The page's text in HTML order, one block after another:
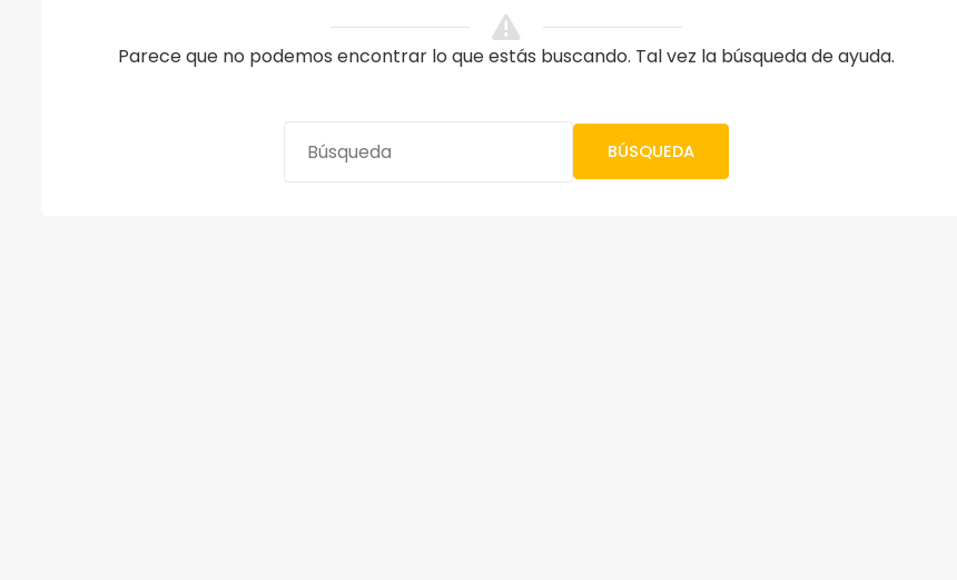
Parece que no podemos encontrar lo que estás buscando. Tal vez la búsqueda de ayuda.
BÚSQUEDA